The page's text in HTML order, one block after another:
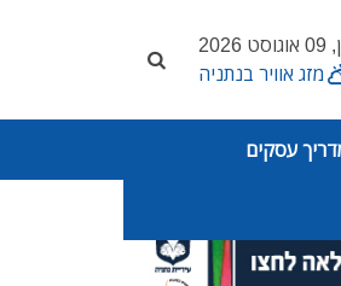
מזג אוויר בנתניה
עסקים